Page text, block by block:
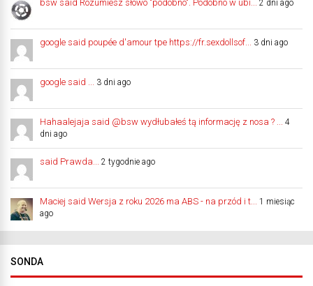
bsw said Rozumiesz słowo "podobno". Podobno w ubi... 2 dni ago
google said poupée d'amour tpe https://fr.sexdollsof... 3 dni ago
google said ... 3 dni ago
Hahaalejaja said @bsw wydłubałeś tą informację z nosa ? ...
4
dni ago
said Prawda... 2 tygodnie ago
Maciej said Wersja z roku 2026 ma ABS - na przód i t...
1 miesiąc
ago
SONDA